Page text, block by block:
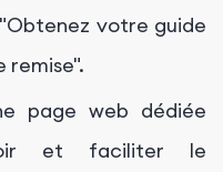
votre guide
remise".
page web dédiée
et faciliter le